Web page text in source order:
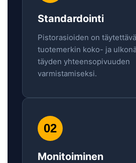
Standardointi
Pistorasioiden on
tuotemerkin koko- ja
täyden yhteensopivuuden
varmistamiseksi.
02
Monitoiminen